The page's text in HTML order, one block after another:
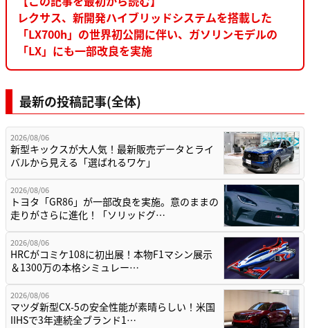
レクサス、新開発ハイブリッドシステムを搭載した
「LX700h」の世界初公開に伴い、ガソリンモデルの
「LX」にも一部改良を実施
最新の投稿記事(全体)
2026/08/06
新型キックスが大人気！最新販売データとライ
バルから見える「選ばれるワケ」
2026/08/06
トヨタ「GR86」が一部改良を実施。意のままの
走りがさらに進化！「ソリッドグ…
2026/08/06
HRCがコミケ108に初出展！本物F1マシン展示
＆1300万の本格シミュレー…
2026/08/06
マツダ新型CX-5の安全性能が素晴らしい！米国
IIHSで3年連続全ブランド1…